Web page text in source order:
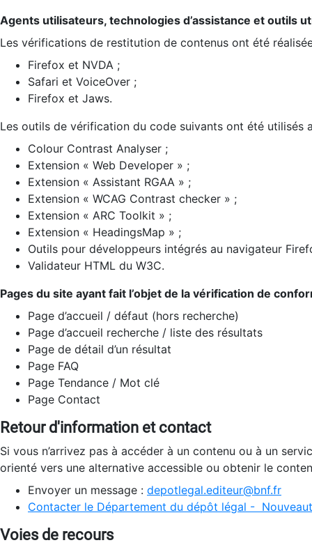
Agents utilisateurs, technologies d’assistance et outils
Les vérifications de restitution de contenus ont été
Firefox et NVDA ;
Safari et VoiceOver ;
Firefox et Jaws.
Les outils de vérification du code suivants ont été utilisés
Colour Contrast Analyser ;
Extension « Web Developer » ;
Extension « Assistant RGAA » ;
Extension « WCAG Contrast checker » ;
Extension « ARC Toolkit » ;
Extension « HeadingsMap » ;
Outils pour développeurs intégrés au navigateur
Validateur HTML du W3C.
Pages du site ayant fait l’objet de la vérification de
Page d’accueil / défaut (hors recherche)
Page d’accueil recherche / liste des résultats
Page de détail d’un résultat
Page FAQ
Page Tendance / Mot clé
Page Contact
Retour d'information et contact
Si vous n’arrivez pas à accéder à un contenu ou à un
orienté vers une alternative accessible ou obtenir le
Envoyer un message : depotlegal.editeur@bnf.fr
Contacter le Département du dépôt légal -
Voies de recours